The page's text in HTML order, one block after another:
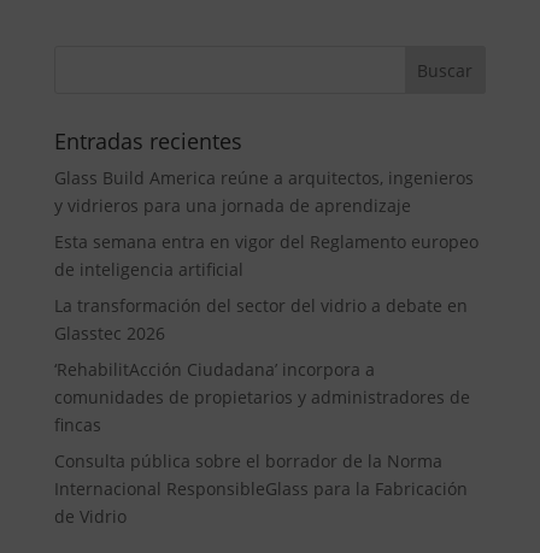
Entradas recientes
Glass Build America reúne a arquitectos, ingenieros
y vidrieros para una jornada de aprendizaje
Esta semana entra en vigor del Reglamento europeo
de inteligencia artificial
La transformación del sector del vidrio a debate en
Glasstec 2026
‘RehabilitAcción Ciudadana’ incorpora a
comunidades de propietarios y administradores de
fincas
Consulta pública sobre el borrador de la Norma
Internacional ResponsibleGlass para la Fabricación
de Vidrio